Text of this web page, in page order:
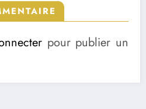
pour publier un